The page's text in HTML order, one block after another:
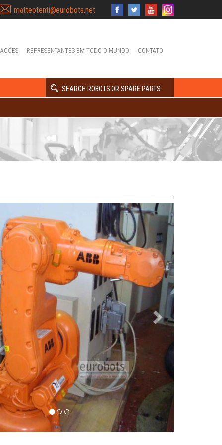
matteotenti@eurobots.net
REPRESENTANTES EM TODO O MUNDO CONTATO
SEARCH ROBOTS OR SPARE PARTS